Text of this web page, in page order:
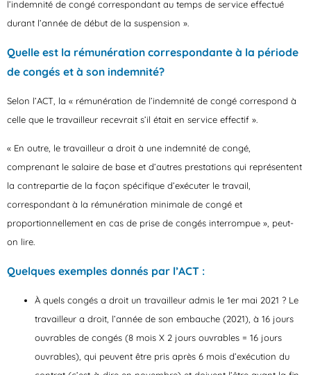
l’indemnité de congé correspondant au temps de service effectué
durant l’année de début de la suspension ».
Quelle est la rémunération correspondante à la période
de congés et à son indemnité?
Selon l’ACT, la « rémunération de l’indemnité de congé correspond à
celle que le travailleur recevrait s’il était en service effectif ».
« En outre, le travailleur a droit à une indemnité de congé,
comprenant le salaire de base et d’autres prestations qui représentent
la contrepartie de la façon spécifique d’exécuter le travail,
correspondant à la rémunération minimale de congé et
proportionnellement en cas de prise de congés interrompue », peut-
on lire.
Quelques exemples donnés par l’ACT :
À quels congés a droit un travailleur admis le 1er mai 2021 ? Le
travailleur a droit, l’année de son embauche (2021), à 16 jours
ouvrables de congés (8 mois X 2 jours ouvrables = 16 jours
ouvrables), qui peuvent être pris après 6 mois d’exécution du